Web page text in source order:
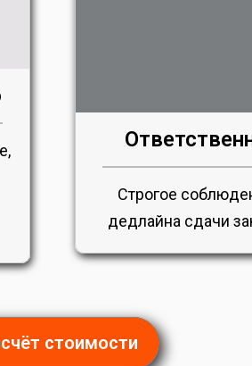
Строгое
дедлайна сдачи
стоимости